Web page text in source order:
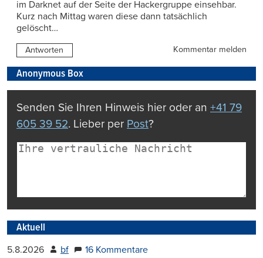
im Darknet auf der Seite der Hackergruppe einsehbar.
Kurz nach Mittag waren diese dann tatsächlich
gelöscht…
Antworten Kommentar melden
Anonymous Box
Senden Sie Ihren Hinweis hier oder an +41 79
605 39 52. Lieber per Post?
Aktuell
5.8.2026 bf 16 Kommentare